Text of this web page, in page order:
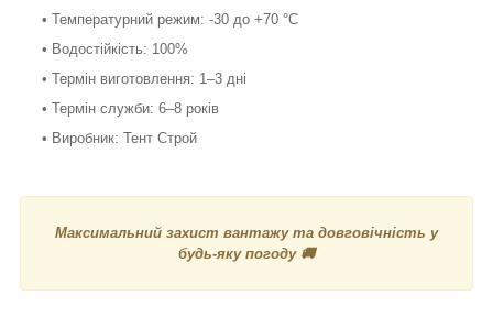
• Температурний режим: -30 до +70 °С
• Водостійкість: 100%
• Термін виготовлення: 1–3 дні
• Термін служби: 6–8 років
• Виробник: Тент Строй
Максимальний захист вантажу та довговічність у
будь-яку погоду 🚚